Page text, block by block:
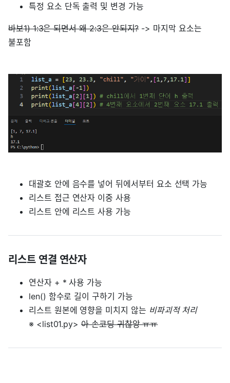
특정 요소 단독 출력 및 변경 가능
바보1) 1:3은 되면서 왜 2:3은 안되지?-> 마지막 요소는
불포함
대괄호 안에 음수를 넣어 뒤에서부터 요소 선택 가능
리스트 접근 연산자 이중 사용
리스트 안에 리스트 사용 가능
리스트 연결 연산자
연산자 + * 사용 가능
len() 함수로 길이 구하기 가능
리스트 원본에 영향을 미치지 않는 비파괴적 처리
※ <list01.py>아 손코딩 귀찮앙 ㅠㅠ